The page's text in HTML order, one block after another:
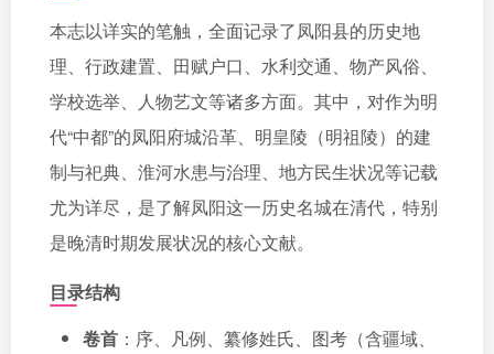
本志以详实的笔触，全面记录了凤阳县的历史地
理、行政建置、田赋户口、水利交通、物产风俗、
学校选举、人物艺文等诸多方面。其中，对作为明
代“中都”的凤阳府城沿革、明皇陵（明祖陵）的建
制与祀典、淮河水患与治理、地方民生状况等记载
尤为详尽，是了解凤阳这一历史名城在清代，特别
是晚清时期发展状况的核心文献。
目录结构
卷首 ：序、凡例、纂修姓氏、图考（含疆域、